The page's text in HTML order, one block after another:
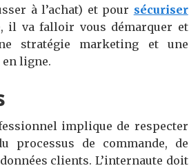
à l’achat) et pour sécuriser
il va falloir vous démarquer et
stratégie marketing et une
ligne.
implique de respecter
processus de commande, de
clients. L’internaute doit